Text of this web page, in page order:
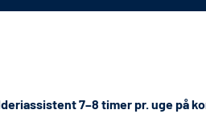
7–8 timer pr. uge på